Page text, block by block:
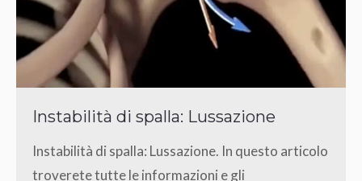
Instabilità di spalla: Lussazione
Instabilità di spalla: Lussazione. In questo articolo
troverete tutte le informazioni e gli